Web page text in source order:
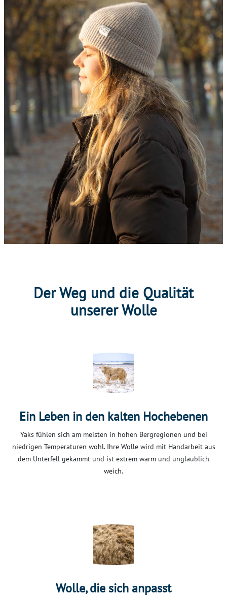
Der Weg und die Qualität
unserer Wolle
Ein Leben in den kalten Hochebenen
Yaks fühlen sich am meisten in hohen Bergregionen und bei
niedrigen Temperaturen wohl. Ihre Wolle wird mit Handarbeit aus
dem Unterfell gekämmt und ist extrem warm und unglaublich
weich.
Wolle, die sich anpasst